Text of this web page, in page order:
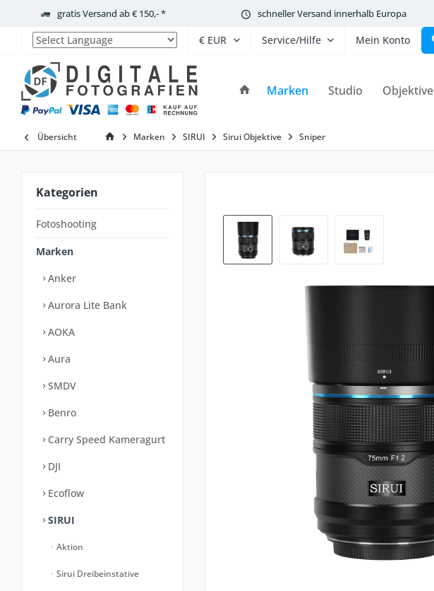
gratis Versand ab € 150,- * schneller Versand innerhalb Europa
Powered by
Service/Hilfe Mein Konto
Marken Studio Objektive
Übersicht Marken SIRUI Sirui Objektive Sniper
Kategorien
Fotoshooting
Marken
Anker
Aurora Lite Bank
AOKA
Aura
SMDV
Benro
Carry Speed Kameragurt
DJI
Ecoflow
SIRUI
Aktion
Sirui Dreibeinstative